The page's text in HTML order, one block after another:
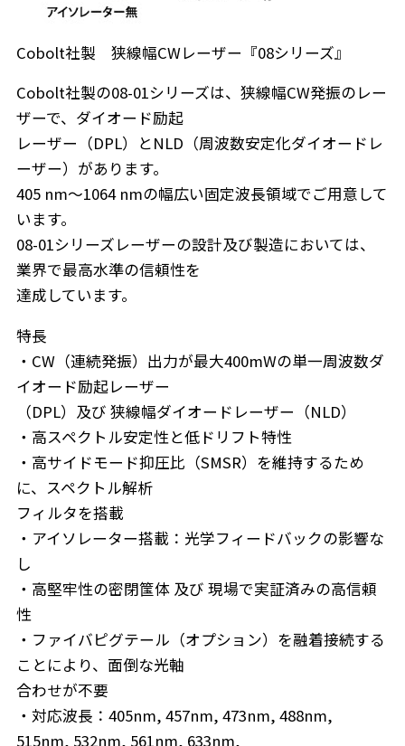
Cobolt社製 狭線幅CWレーザー『08シリーズ』
Cobolt社製の08-01シリーズは、狭線幅CW発振のレー
ザーで、ダイオード励起
レーザー（DPL）とNLD（周波数安定化ダイオードレ
ーザー）があります。
405 nm〜1064 nmの幅広い固定波長領域でご用意して
います。
08-01シリーズレーザーの設計及び製造においては、
業界で最高水準の信頼性を
達成しています。
特長
・CW（連続発振）出力が最大400mWの単一周波数ダ
イオード励起レーザー
（DPL）及び 狭線幅ダイオードレーザー（NLD）
・高スペクトル安定性と低ドリフト特性
・高サイドモード抑圧比（SMSR）を維持するため
に、スペクトル解析
フィルタを搭載
・アイソレーター搭載：光学フィードバックの影響な
し
・高堅牢性の密閉筺体 及び 現場で実証済みの高信頼
性
・ファイバピグテール（オプション）を融着接続する
ことにより、面倒な光軸
合わせが不要
・対応波長：405nm, 457nm, 473nm, 488nm,
515nm, 532nm, 561nm, 633nm,